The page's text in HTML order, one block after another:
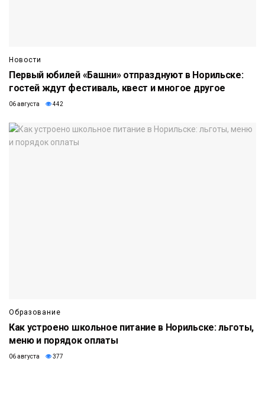
Новости
Первый юбилей «Башни» отпразднуют в Норильске:
гостей ждут фестиваль, квест и многое другое
06 августа 442
Образование
Как устроено школьное питание в Норильске: льготы,
меню и порядок оплаты
06 августа 377